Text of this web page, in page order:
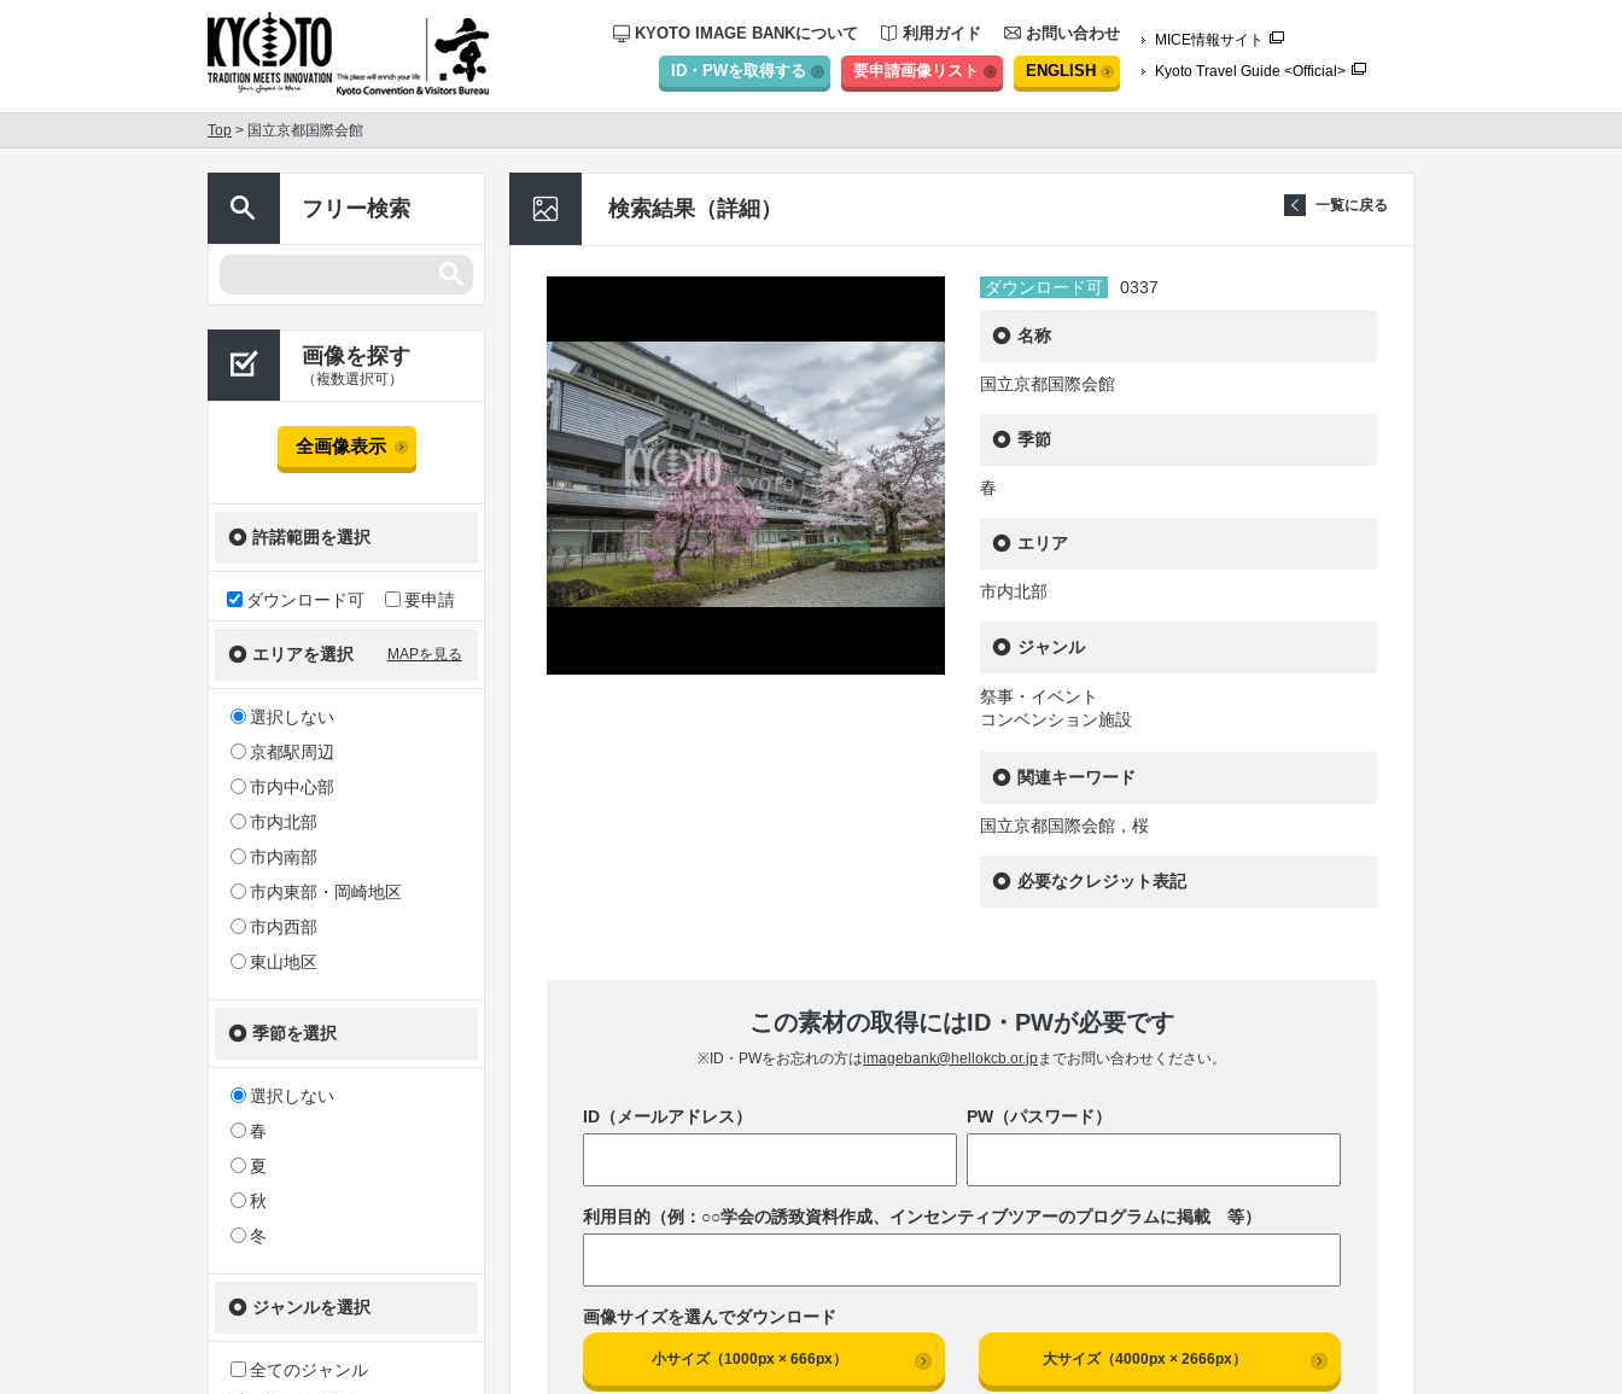
KYOTO IMAGE BANKについて 利用ガイド お問い合わせ
ID・PWを取得する 要申請画像リスト ENGLISH
MICE情報サイト
Kyoto Travel Guide <Official>
Top > 国立京都国際会館
フリー検索
画像を探す
（複数選択可）
全画像表示
許諾範囲を選択
ダウンロード可 要申請
エリアを選択 MAPを見る
選択しない
京都駅周辺
市内中心部
市内北部
市内南部
市内東部・岡崎地区
市内西部
東山地区
季節を選択
選択しない
春
夏
秋
冬
ジャンルを選択
全てのジャンル
検索結果（詳細） 一覧に戻る
ダウンロード可 0337
名称
国立京都国際会館
季節
春
エリア
市内北部
ジャンル
祭事・イベント
コンベンション施設
関連キーワード
国立京都国際会館，桜
必要なクレジット表記
この素材の取得にはID・PWが必要です
※ID・PWをお忘れの方はimagebank@hellokcb.or.jpまでお問い合わせください。
ID（メールアドレス） PW（パスワード）
利用目的（例：○○学会の誘致資料作成、インセンティブツアーのプログラムに掲載 等）
画像サイズを選んでダウンロード
小サイズ（1000px × 666px） 大サイズ（4000px × 2666px）